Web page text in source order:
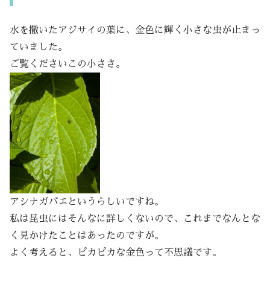
水を撒いたアジサイの葉に、金色に輝く小さな虫が止まっ
ていました。
ご覧くださいこの小ささ。
アシナガバエというらしいですね。
私は昆虫にはそんなに詳しくないので、これまでなんとな
く見かけたことはあったのですが。
よく考えると、ピカピカな金色って不思議です。